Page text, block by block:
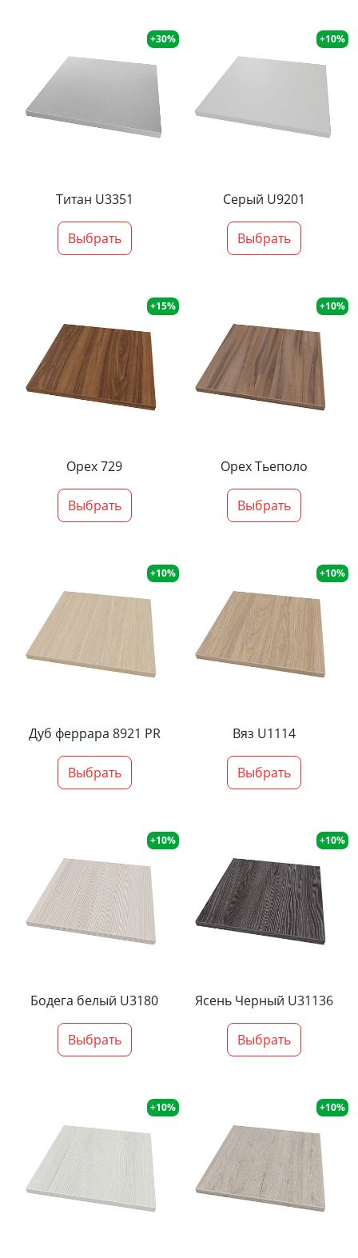
+30%
Титан U3351
Выбрать
+10%
Серый U9201
Выбрать
+15%
Орех 729
Выбрать
+10%
Орех Тьеполо
Выбрать
+10%
Дуб феррара 8921 PR
Выбрать
+10%
Вяз U1114
Выбрать
+10%
Бодега белый U3180
Выбрать
+10%
Ясень Черный U31136
Выбрать
+10% +10%